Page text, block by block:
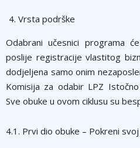
Vrsta podrške
Odabrani učesnici programa
poslije registracije vlastitog
dodjeljena samo onim
Komisija za odabir LPZ
Sve obuke u ovom ciklusu su
4.1. Prvi dio obuke – Pokreni